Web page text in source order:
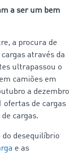
a ser um bem
a procura de
através da
ultrapassou o
camiões em
a dezembro
ofertas de cargas
cargas.
do desequilíbrio
e as